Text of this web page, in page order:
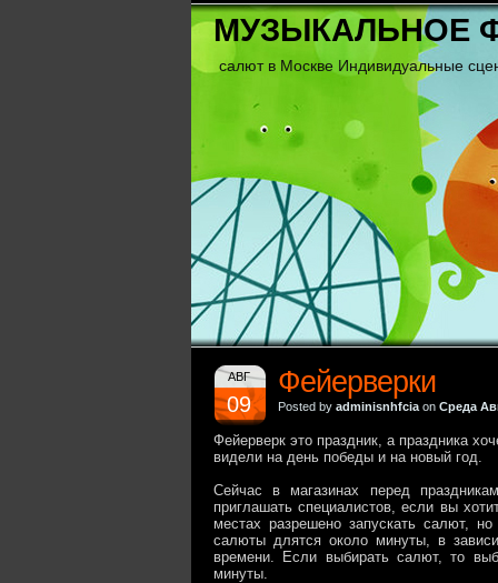
МУЗЫКАЛЬНОЕ
салют в Москве Индивидуальные
АВГ
09
Фейерверки
Posted by adminisnhfcia on Среда
Фейерверк это праздник, а праздника
видели на день победы и на новый год.
Сейчас в магазинах перед
приглашать специалистов, если вы
местах разрешено запускать салют,
салюты длятся около минуты, в
времени. Если выбирать салют, то
минуты.